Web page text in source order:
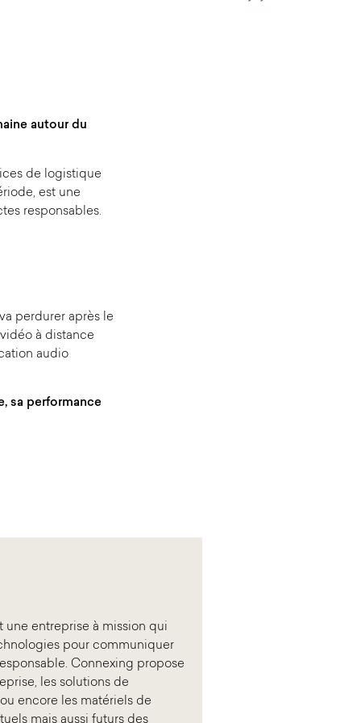
autour du
de logistique
est une
responsables.
perdurer après le
à distance
audio
sa performance
une entreprise à mission qui
pour communiquer
Connexing propose
les solutions de
encore les matériels de
mais aussi futurs des